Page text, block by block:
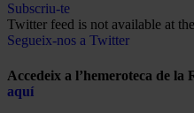
Subscriu-te
Twitter feed is not available at
Segueix-nos a Twitter
Accedeix a l’hemeroteca de la
aquí